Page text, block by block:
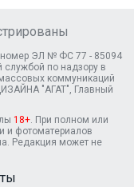
номер ЭЛ № ФС 77 - 85094
службой по надзору в
коммуникаций
"АГАТ", Главный
18+ . При полном или
и фотоматериалов
Редакция может не